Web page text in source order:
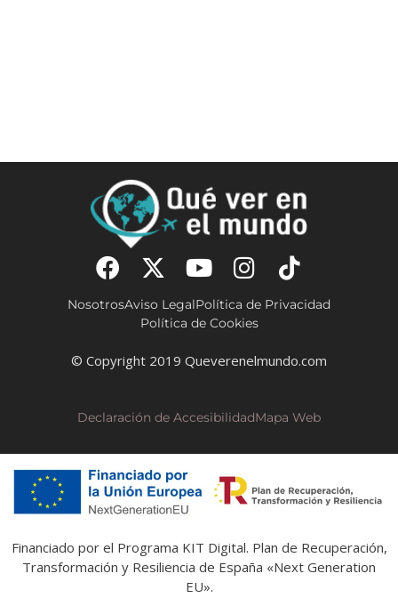
NosotrosAviso LegalPolítica de Privacidad
Política de Cookies
© Copyright 2019 Queverenelmundo.com
Declaración de AccesibilidadMapa Web
Financiado por el Programa KIT Digital. Plan de Recuperación,
Transformación y Resiliencia de España «Next Generation
EU».